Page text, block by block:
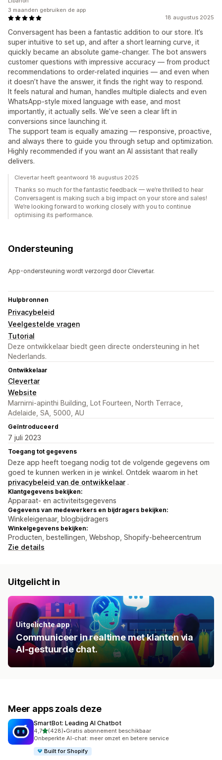
18 augustus 2025
Conversagent has been a fantastic addition to our store. It’s
super intuitive to set up, and after a short learning curve, it
quickly became an absolute game-changer. The bot answers
customer questions with impressive accuracy — from product
recommendations to order-related inquiries — and even when
it doesn’t have the answer, it finds the right way to respond.
It feels natural and human, handles multiple dialects and even
WhatsApp-style mixed language with ease, and most
importantly, it actually sells. We’ve seen a clear lift in
conversions since launching it.
The support team is equally amazing — responsive, proactive,
and always there to guide you through setup and optimization.
Highly recommended if you want an AI assistant that really
delivers.
3 maanden gebruiken de app
Clevertar heeft geantwoord 18 augustus 2025
Thanks so much for the fantastic feedback — we’re thrilled to hear
Conversagent is making such a big impact on your store and sales!
We’re looking forward to working closely with you to continue
optimising its performance.
Ondersteuning
App-ondersteuning wordt verzorgd door Clevertar.
Hulpbronnen
Privacybeleid
Veelgestelde vragen
Tutorial
Deze ontwikkelaar biedt geen directe ondersteuning in het
Nederlands.
Ontwikkelaar
Clevertar
Website
Marnirni-apinthi Building, Lot Fourteen, North Terrace,
Adelaide, SA, 5000, AU
Geïntroduceerd
7 juli 2023
Toegang tot gegevens
Deze app heeft toegang nodig tot de volgende gegevens om
goed te kunnen werken in je winkel. Ontdek waarom in het
privacybeleid van de ontwikkelaar .
Klantgegevens bekijken:
Apparaat- en activiteitsgegevens
Gegevens van medewerkers en bijdragers bekijken:
Winkeleigenaar, blogbijdragers
Winkelgegevens bekijken:
Producten, bestellingen, Webshop, Shopify-beheercentrum
Zie details
Uitgelicht in
Uitgelichte app
Communiceer in realtime met klanten via
AI-gestuurde chat.
Meer apps zoals deze
SmartBot: Leading AI Chatbot
4,7van 5 sterren
(428)
428 recensies in totaal
•Gratis abonnement beschikbaar
Onbeperkte AI-chat: meer omzet en betere service
Built for Shopify